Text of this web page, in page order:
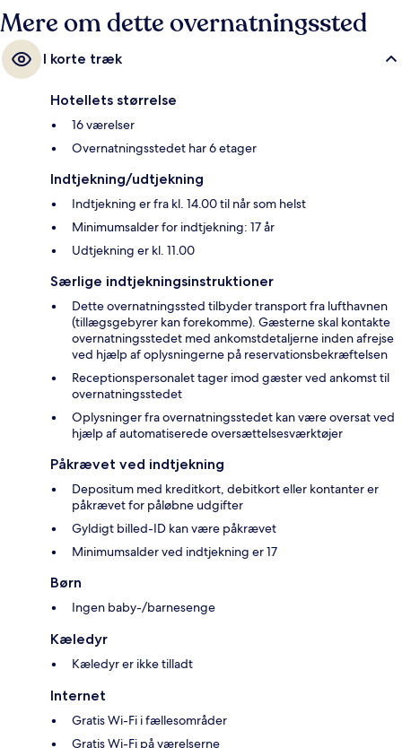
Mere om dette overnatningssted
I korte træk
Hotellets størrelse
16 værelser
Overnatningsstedet har 6 etager
Indtjekning/udtjekning
Indtjekning er fra kl. 14.00 til når som helst
Minimumsalder for indtjekning: 17 år
Udtjekning er kl. 11.00
Særlige indtjekningsinstruktioner
Dette overnatningssted tilbyder transport fra lufthavnen
(tillægsgebyrer kan forekomme). Gæsterne skal kontakte
overnatningsstedet med ankomstdetaljerne inden afrejse
ved hjælp af oplysningerne på reservationsbekræftelsen
Receptionspersonalet tager imod gæster ved ankomst til
overnatningsstedet
Oplysninger fra overnatningsstedet kan være oversat ved
hjælp af automatiserede oversættelsesværktøjer
Påkrævet ved indtjekning
Depositum med kreditkort, debitkort eller kontanter er
påkrævet for påløbne udgifter
Gyldigt billed-ID kan være påkrævet
Minimumsalder ved indtjekning er 17
Børn
Ingen baby-/barnesenge
Kæledyr
Kæledyr er ikke tilladt
Internet
Gratis Wi-Fi i fællesområder
Gratis Wi-Fi på værelserne